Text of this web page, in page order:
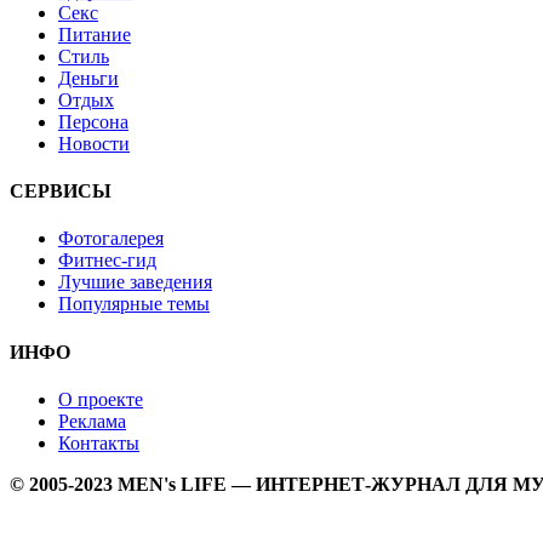
Секс
Питание
Стиль
Деньги
Отдых
Персона
Новости
СЕРВИСЫ
Фотогалерея
Фитнес-гид
Лучшие заведения
Популярные темы
ИНФО
О проекте
Реклама
Контакты
© 2005-2023 MEN's LIFE — ИНТЕРНЕТ-ЖУРНАЛ ДЛЯ